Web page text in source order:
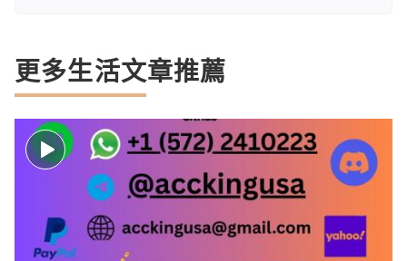
更多生活文章推薦